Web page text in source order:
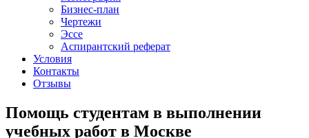
Бизнес-план
Чертежи
Эссе
Аспирантский реферат
Условия
Контакты
Отзывы
Помощь студентам в выполнении
учебных работ в Москве